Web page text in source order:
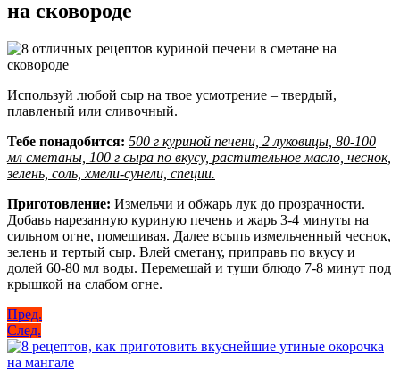
на сковороде
Используй любой сыр на твое усмотрение – твердый,
плавленый или сливочный.
Тебе понадобится: 500 г куриной печени, 2 луковицы, 80-100
мл сметаны, 100 г сыра по вкусу, растительное масло, чеснок,
зелень, соль, хмели-сунели, специи.
Приготовление: Измельчи и обжарь лук до прозрачности.
Добавь нарезанную куриную печень и жарь 3-4 минуты на
сильном огне, помешивая. Далее всыпь измельченный чеснок,
зелень и тертый сыр. Влей сметану, приправь по вкусу и
долей 60-80 мл воды. Перемешай и туши блюдо 7-8 минут под
крышкой на слабом огне.
Навигация
по
записям
Пред.
След.